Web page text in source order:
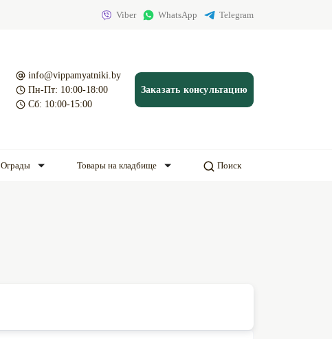
Viber WhatsApp Telegram
info@vippamyatniki.by
Пн-Пт: 10:00-18:00
Сб: 10:00-15:00
Заказать консультацию
Ограды Товары на кладбище Поиск